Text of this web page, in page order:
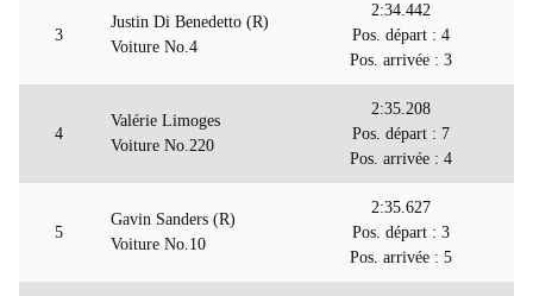
3
Justin Di Benedetto (R)
Voiture No.4
2:34.442
Pos. départ : 4
Pos. arrivée : 3
4
Valérie Limoges
Voiture No.220
2:35.208
Pos. départ : 7
Pos. arrivée : 4
5
Gavin Sanders (R)
Voiture No.10
2:35.627
Pos. départ : 3
Pos. arrivée : 5